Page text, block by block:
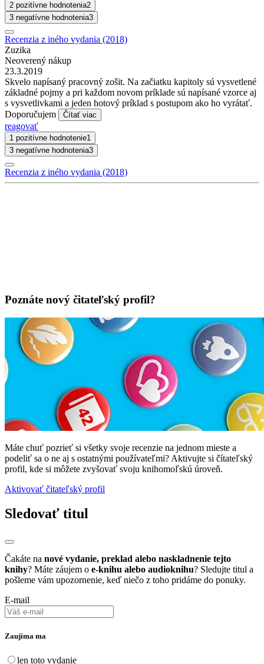
2 pozitívne hodnotenia2
3 negatívne hodnotenia3
Recenzia z iného vydania (2018)
Zuzika
Neoverený nákup
23.3.2019
Skvelo napísaný pracovný zošit. Na začiatku kapitoly sú vysvetlené
základné pojmy a pri každom novom príklade sú napísané vzorce aj
s vysvetlivkami a jeden hotový príklad s postupom ako ho vyrátať.
Doporučujem
Čítať viac
reagovať
1 pozitívne hodnotenie1
3 negatívne hodnotenia3
Recenzia z iného vydania (2018)
Poznáte nový čitateľský profil?
Máte chuť pozrieť si všetky svoje recenzie na jednom mieste a
podeliť sa o ne aj s ostatnými používateľmi? Aktivujte si čítateľský
profil, kde si môžete zvyšovať svoju knihomoľskú úroveň.
Aktivovať čitateľský profil
Sledovať titul
Čakáte na nové vydanie, preklad alebo naskladnenie tejto
knihy? Máte záujem o e-knihu alebo audioknihu? Sledujte titul a
pošleme vám upozornenie, keď niečo z toho pridáme do ponuky.
E-mail
Zaujíma ma
len toto vydanie